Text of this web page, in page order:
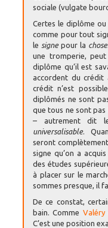
sociale (vulgate
Certes le diplôme
comme pour tout
le signepour la chose
une tromperie,
diplôme qu’il est
accordent du crédit
crédit n’est
diplômés ne sont
que tous ne sont
– autrement dit
universalisable.
seront
signe qu’on a
des études
à placer sur le
sommes presque, il
De ce constat,
bain. Comme Valéry
C’est une position